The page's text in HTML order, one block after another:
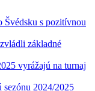
s pozitívnou
základné
vyrážajú na turnaj
2024/2025